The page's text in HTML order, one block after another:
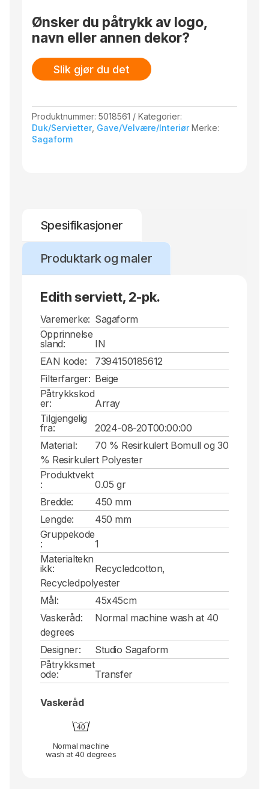
Ønsker du påtrykk av logo,
navn eller annen dekor?
Slik gjør du det
Produktnummer:5018561
Kategorier:
Duk/Servietter, Gave/Velvære/Interiør Merke:
Sagaform
Spesifikasjoner
Produktark og maler
Edith serviett, 2-pk.
Varemerke: Sagaform
Opprinnelse
sland:
IN
EAN kode:
7394150185612
Filterfarger: Beige
Påtrykkskod
er:
Array
Tilgjengelig
fra:
2024-08-20T00:00:00
Material:
70 % Resirkulert Bomull og 30
% Resirkulert Polyester
Produktvekt
:
0.05 gr
Bredde:
450 mm
Lengde:
450 mm
Gruppekode
:
1
Materialtekn
ikk:
Recycledcotton,
Recycledpolyester
Mål:
45x45cm
Vaskeråd:
Normal machine wash at 40
degrees
Designer:
Studio Sagaform
Påtrykksmet
ode:
Transfer
Vaskeråd
Normal machine
wash at 40 degrees